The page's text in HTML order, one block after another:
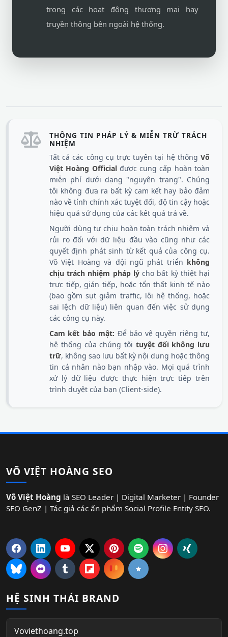
trong các hoạt động thương mại hay
truyền thông bên ngoài hệ thống.
THÔNG TIN PHÁP LÝ & MIỄN TRỪ TRÁCH
NHIỆM
Tất cả các công cụ trực tuyến tại hệ thống Võ
Việt Hoàng Officialđược cung cấp hoàn toàn
miễn phí dưới dạng "nguyên trạng". Chúng
tôi không đưa ra bất kỳ cam kết hay bảo đảm
nào về tính chính xác tuyệt đối, độ tin cậy hoặc
hiệu quả sử dụng của các kết quả trả về.
Người dùng tự chịu hoàn toàn trách nhiệm và
rủi ro đối với dữ liệu đầu vào cũng như các
quyết định phát sinh từ kết quả của công cụ.
Võ Việt Hoàng và đội ngũ phát triển không
chịu trách nhiệm pháp lýcho bất kỳ thiệt hại
trực tiếp, gián tiếp, hoặc tổn thất kinh tế nào
(bao gồm sụt giảm traffic, lỗi hệ thống, hoặc
sai lệch dữ liệu) liên quan đến việc sử dụng
các công cụ này.
Cam kết bảo mật: Để bảo vệ quyền riêng tư,
hệ thống của chúng tôi tuyệt đối không lưu
trữ, không sao lưu bất kỳ nội dung hoặc thông
tin cá nhân nào bạn nhập vào. Mọi quá trình
xử lý dữ liệu được thực hiện trực tiếp trên
trình duyệt của bạn (Client-side).
VÕ VIỆT HOÀNG SEO
Võ Việt Hoàng là SEO Leader | Digital Marketer | Founder
SEO GenZ | Tác giả các ấn phẩm Social Profile Entity SEO.
HỆ SINH THÁI BRAND
Voviethoang.top